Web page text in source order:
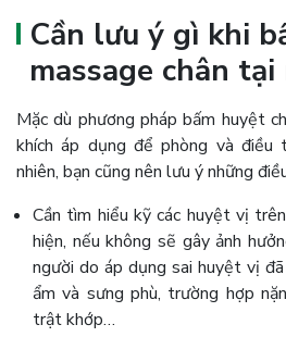
Cần lưu ý gì khi
massage chân tại
Mặc dù phương pháp bấm huyệt
khích áp dụng để phòng và
nhiên, bạn cũng nên lưu ý những
Cần tìm hiểu kỹ các huyệt vị
hiện, nếu không sẽ gây ảnh
người do áp dụng sai huyệt vị
ẩm và sưng phù, trường hợp
trật khớp…